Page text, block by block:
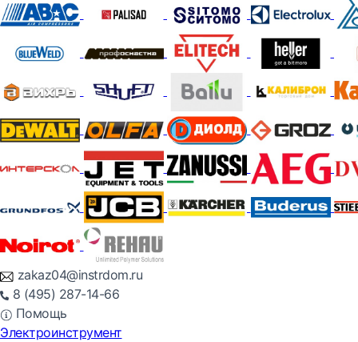
zakaz04@instrdom.ru
8 (495) 287-14-66
Помощь
Электроинструмент